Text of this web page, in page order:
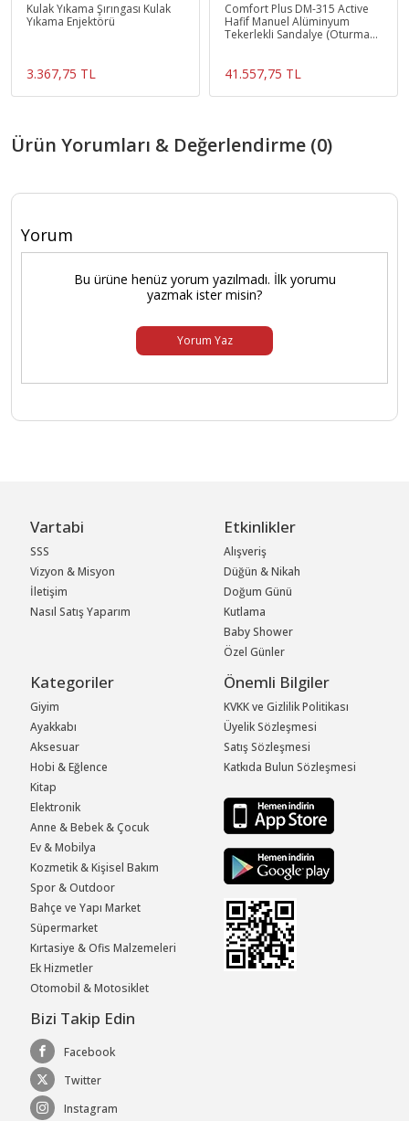
Kulak Yıkama Şırıngası Kulak
Yıkama Enjektörü
3.367,75 TL
Comfort Plus DM-315 Active
Hafif Manuel Alüminyum
Tekerlekli Sandalye (Oturma
41.557,75 TL
Ürün Yorumları & Değerlendirme (0)
Yorum
Bu ürüne henüz yorum yazılmadı. İlk yorumu
yazmak ister misin?
Yorum Yaz
Vartabi
SSS
Vizyon & Misyon
İletişim
Nasıl Satış Yaparım
Etkinlikler
Alışveriş
Düğün & Nikah
Doğum Günü
Kutlama
Baby Shower
Özel Günler
Kategoriler
Giyim
Ayakkabı
Aksesuar
Hobi & Eğlence
Kitap
Elektronik
Anne & Bebek & Çocuk
Ev & Mobilya
Kozmetik & Kişisel Bakım
Spor & Outdoor
Bahçe ve Yapı Market
Süpermarket
Kırtasiye & Ofis Malzemeleri
Ek Hizmetler
Otomobil & Motosiklet
Önemli Bilgiler
KVKK ve Gizlilik Politikası
Üyelik Sözleşmesi
Satış Sözleşmesi
Katkıda Bulun Sözleşmesi
Bizi Takip Edin
Facebook
Twitter
Instagram